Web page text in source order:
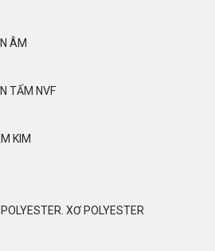
ÂM
TẤM NVF
KIM
XƠ POLYESTER